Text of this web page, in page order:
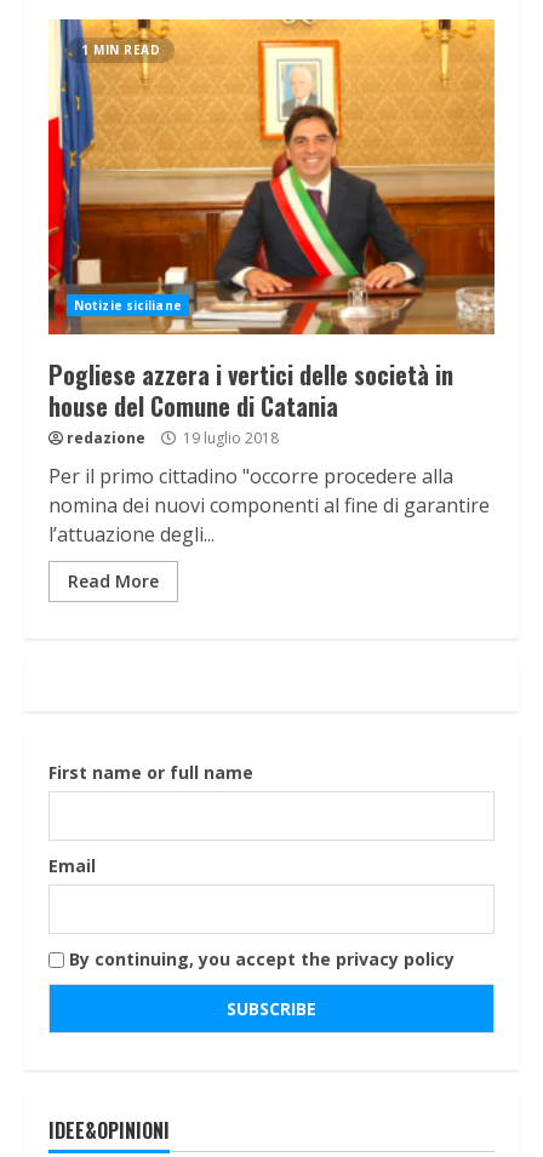
1 MIN READ
Notizie siciliane
Pogliese azzera i vertici delle società in
house del Comune di Catania
redazione 19 luglio 2018
Per il primo cittadino "occorre procedere alla
nomina dei nuovi componenti al fine di garantire
l’attuazione degli...
Read More
First name or full name
Email
By continuing, you accept the privacy policy
IDEE&OPINIONI